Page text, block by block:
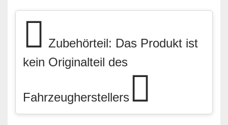
Zubehörteil: Das Produkt ist
kein Originalteil des
Fahrzeugherstellers